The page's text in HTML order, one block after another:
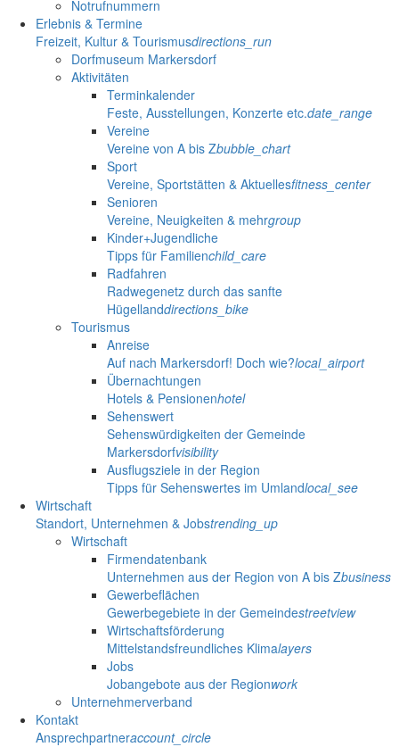
Notrufnummern
Erlebnis & Termine
Freizeit, Kultur & Tourismusdirections_run
Dorfmuseum Markersdorf
Aktivitäten
Terminkalender
Feste, Ausstellungen, Konzerte etc.date_range
Vereine
Vereine von A bis Zbubble_chart
Sport
Vereine, Sportstätten & Aktuellesfitness_center
Senioren
Vereine, Neuigkeiten & mehrgroup
Kinder+Jugendliche
Tipps für Familienchild_care
Radfahren
Radwegenetz durch das sanfte
Hügellanddirections_bike
Tourismus
Anreise
Auf nach Markersdorf! Doch wie?local_airport
Übernachtungen
Hotels & Pensionenhotel
Sehenswert
Sehenswürdigkeiten der Gemeinde
Markersdorfvisibility
Ausflugsziele in der Region
Tipps für Sehenswertes im Umlandlocal_see
Wirtschaft
Standort, Unternehmen & Jobstrending_up
Wirtschaft
Firmendatenbank
Unternehmen aus der Region von A bis Zbusiness
Gewerbeflächen
Gewerbegebiete in der Gemeindestreetview
Wirtschaftsförderung
Mittelstandsfreundliches Klimalayers
Jobs
Jobangebote aus der Regionwork
Unternehmerverband
Kontakt
Ansprechpartneraccount_circle